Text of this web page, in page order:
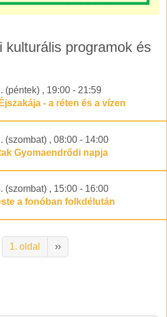
kulturális programok és
(péntek) , 19:00 - 21:59
- a réten és a vízen
(szombat) , 08:00 - 14:00
Gyomaendrődi napja
(szombat) , 15:00 - 16:00
a fonóban folkdélután
1. oldal
Következő oldal
››